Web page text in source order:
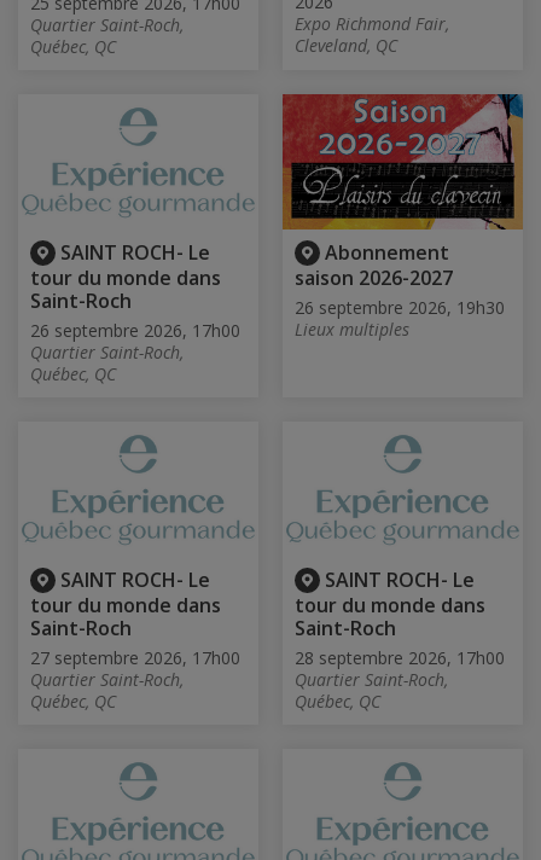
Quartier Saint-Roch,
Québec, QC
Expo Richmond Fair,
Cleveland, QC
SAINT ROCH- Le
tour du monde dans
Saint-Roch
26 septembre 2026, 17h00
Quartier Saint-Roch,
Québec, QC
Abonnement
saison 2026-2027
26 septembre 2026, 19h30
Lieux multiples
SAINT ROCH- Le
tour du monde dans
Saint-Roch
27 septembre 2026, 17h00
Quartier Saint-Roch,
Québec, QC
SAINT ROCH- Le
tour du monde dans
Saint-Roch
28 septembre 2026, 17h00
Quartier Saint-Roch,
Québec, QC